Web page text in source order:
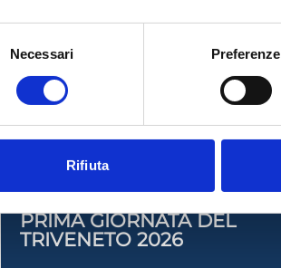
Necessari Preferenze
Rifiuta
TAG
GIORNATA
EVENTI CORRELATI
2026
PRIMA GIORNATA DEL
TRIVENETO 2026